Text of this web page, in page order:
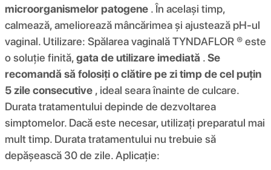
microorganismelor patogene . În același timp,
calmează, ameliorează mâncărimea și ajustează pH-ul
vaginal. Utilizare: Spălarea vaginală TYNDAFLOR ® este
o soluție finită,gata de utilizare imediată .Se
recomandă să folosiți o clătire pe zi timp de cel puțin
5 zile consecutive , ideal seara înainte de culcare.
Durata tratamentului depinde de dezvoltarea
simptomelor. Dacă este necesar, utilizați preparatul mai
mult timp. Durata tratamentului nu trebuie să
depășească 30 de zile. Aplicație: